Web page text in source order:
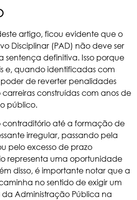
artigo, ficou evidente que o
Disciplinar (PAD) não deve ser
definitiva. Isso porque
e, quando identificadas com
de reverter penalidades
construídas com anos de
público.
contraditório até a formação de
irregular, passando pela
pelo excesso de prazo
representa uma oportunidade
disso, é importante notar que a
no sentido de exigir um
Administração Pública na